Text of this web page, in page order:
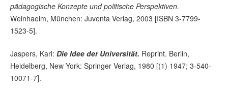
pädagogische Konzepte und politische Perspektiven.
Weinhaeim, München: Juventa Verlag, 2003 [ISBN 3-7799-
1523-5].
Jaspers, Karl: Die Idee der Universität. Reprint. Berlin,
Heidelberg, New York: Springer Verlag, 1980 [(1) 1947; 3-540-
10071-7].